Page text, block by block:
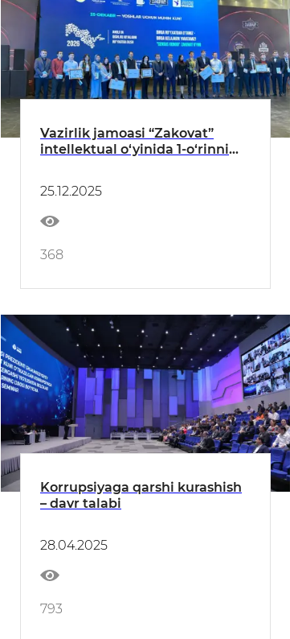
Vazirlik jamoasi “Zakovat”
intellektual o‘yinida 1-o‘rinni
25.12.2025
368
Korrupsiyaga qarshi kurashish
– davr talabi
28.04.2025
793